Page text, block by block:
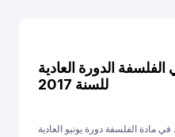
الدورة العادية
للسنة 2017
مادة الفلسفة دورة يونيو العادية